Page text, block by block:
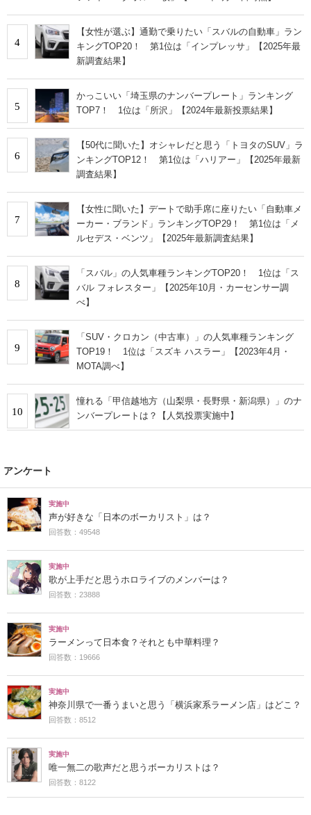
4
【女性が選ぶ】通勤で乗りたい「スバルの自動車」ラン
キングTOP20！ 第1位は「インプレッサ」【2025年最
新調査結果】
5
かっこいい「埼玉県のナンバープレート」ランキング
TOP7！ 1位は「所沢」【2024年最新投票結果】
6
【50代に聞いた】オシャレだと思う「トヨタのSUV」ラ
ンキングTOP12！ 第1位は「ハリアー」【2025年最新
調査結果】
7
【女性に聞いた】デートで助手席に座りたい「自動車メ
ーカー・ブランド」ランキングTOP29！ 第1位は「メ
ルセデス・ベンツ」【2025年最新調査結果】
8
「スバル」の人気車種ランキングTOP20！ 1位は「ス
バル フォレスター」【2025年10月・カーセンサー調
べ】
9
「SUV・クロカン（中古車）」の人気車種ランキング
TOP19！ 1位は「スズキ ハスラー」【2023年4月・
MOTA調べ】
10
憧れる「甲信越地方（山梨県・長野県・新潟県）」のナ
ンバープレートは？【人気投票実施中】
アンケート
実施中
声が好きな「日本のボーカリスト」は？
回答数：49548
実施中
歌が上手だと思うホロライブのメンバーは？
回答数：23888
実施中
ラーメンって日本食？それとも中華料理？
回答数：19666
実施中
神奈川県で一番うまいと思う「横浜家系ラーメン店」はどこ？
回答数：8512
実施中
唯一無二の歌声だと思うボーカリストは？
回答数：8122